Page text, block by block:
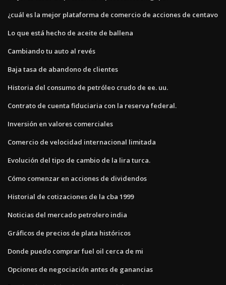
¿cuál es la mejor plataforma de comercio de acciones de centavo
Lo que está hecho de aceite de ballena
Cambiando tu auto al revés
Baja tasa de abandono de clientes
Historia del consumo de petróleo crudo de ee. uu.
Contrato de cuenta fiduciaria con la reserva federal.
Inversión en valores comerciales
Comercio de velocidad internacional limitada
Evolución del tipo de cambio de la lira turca.
Cómo comenzar en acciones de dividendos
Historial de cotizaciones de la cba 1999
Noticias del mercado petrolero india
Gráficos de precios de plata históricos
Donde puedo comprar fuel oil cerca de mi
Opciones de negociación antes de ganancias